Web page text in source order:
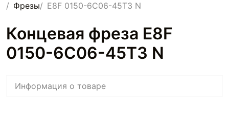
Фрезы
E8F 0150-6C06-45T3 N
Концевая фреза E8F
0150-6C06-45T3 N
Информация о товаре